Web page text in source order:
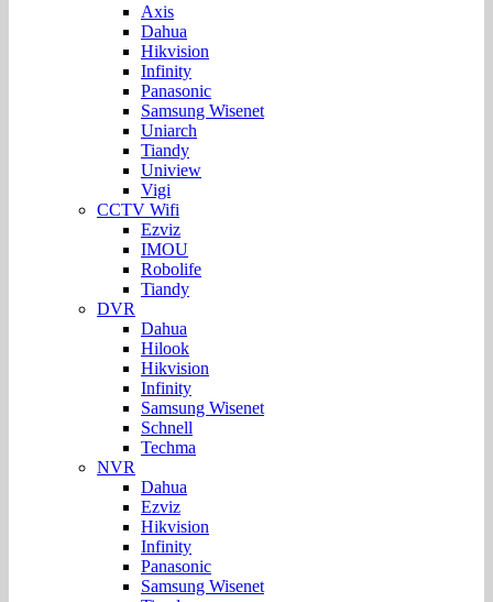
Axis
Dahua
Hikvision
Infinity
Panasonic
Samsung Wisenet
Uniarch
Tiandy
Uniview
Vigi
CCTV Wifi
Ezviz
IMOU
Robolife
Tiandy
DVR
Dahua
Hilook
Hikvision
Infinity
Samsung Wisenet
Schnell
Techma
NVR
Dahua
Ezviz
Hikvision
Infinity
Panasonic
Samsung Wisenet